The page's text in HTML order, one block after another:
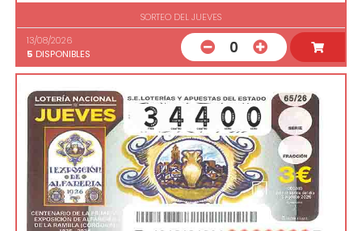
SORTEO DEL JUEVES
13/08/2026
5 DISPONIBLES 0